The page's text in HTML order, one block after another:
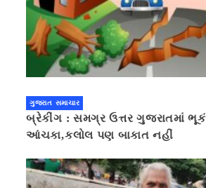
ગુજરાત સમાચાર
બ્રેકીંગ : સમગ્ર ઉત્તર ગુજરાતમાં
આંચકા,કલોલ પણ બાકાત નહીં